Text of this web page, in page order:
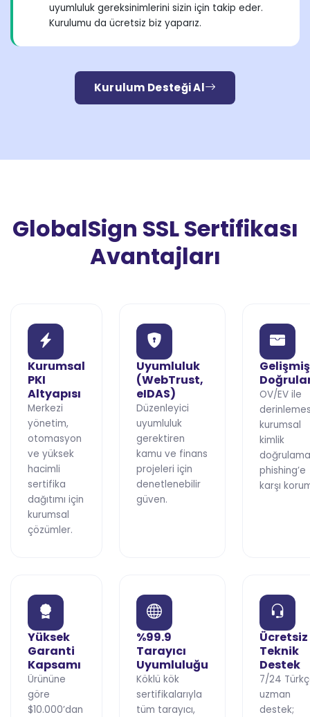
uyumluluk gereksinimlerini sizin için takip eder.
Kurulumu da ücretsiz biz yaparız.
Kurulum Desteği Al
GlobalSign SSL Sertifikası
Avantajları
Kurumsal
PKI
Altyapısı
Merkezi
yönetim,
otomasyon
ve yüksek
hacimli
sertifika
dağıtımı için
kurumsal
çözümler.
Uyumluluk
(WebTrust,
eIDAS)
Düzenleyici
uyumluluk
gerektiren
kamu ve finans
projeleri için
denetlenebilir
güven.
Gelişmiş
OV/EV ile
kurumsal
kimlik
phishing’e
karşı
Yüksek
Garanti
Kapsamı
Ürününe
göre
$10.000’dan
%99.9
Tarayıcı
Uyumluluğu
Köklü kök
sertifikalarıyla
tüm tarayıcı,
Ücretsiz
Teknik
Destek
7/24
uzman
destek;